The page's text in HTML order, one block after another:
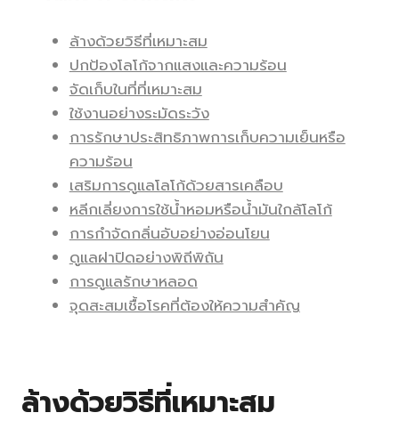
ล้างด้วยวิธีที่เหมาะสม
ปกป้องโลโก้จากแสงและความร้อน
จัดเก็บในที่ที่เหมาะสม
ใช้งานอย่างระมัดระวัง
การรักษาประสิทธิภาพการเก็บความเย็นหรือ
ความร้อน
เสริมการดูแลโลโก้ด้วยสารเคลือบ
หลีกเลี่ยงการใช้น้ำหอมหรือน้ำมันใกล้โลโก้
การกำจัดกลิ่นอับอย่างอ่อนโยน
ดูแลฝาปิดอย่างพิถีพิถัน
การดูแลรักษาหลอด
จุดสะสมเชื้อโรคที่ต้องให้ความสำคัญ
ล้างด้วยวิธีที่เหมาะสม